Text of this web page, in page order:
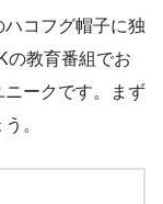
コフグ帽子に独
の教育番組でお
ークです。まず
。